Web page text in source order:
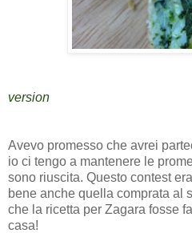
version
Avevo promesso che avrei
io ci tengo a mantenere le
sono riuscita. Questo contest
bene anche quella comprata al
che la ricetta per Zagara fosse
casa!